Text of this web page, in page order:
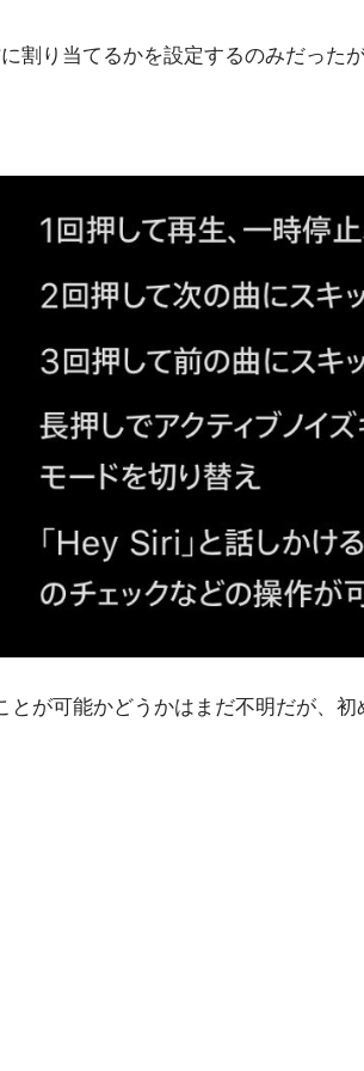
割り当てるかを設定するのみだった
が可能かどうかはまだ不明だが、